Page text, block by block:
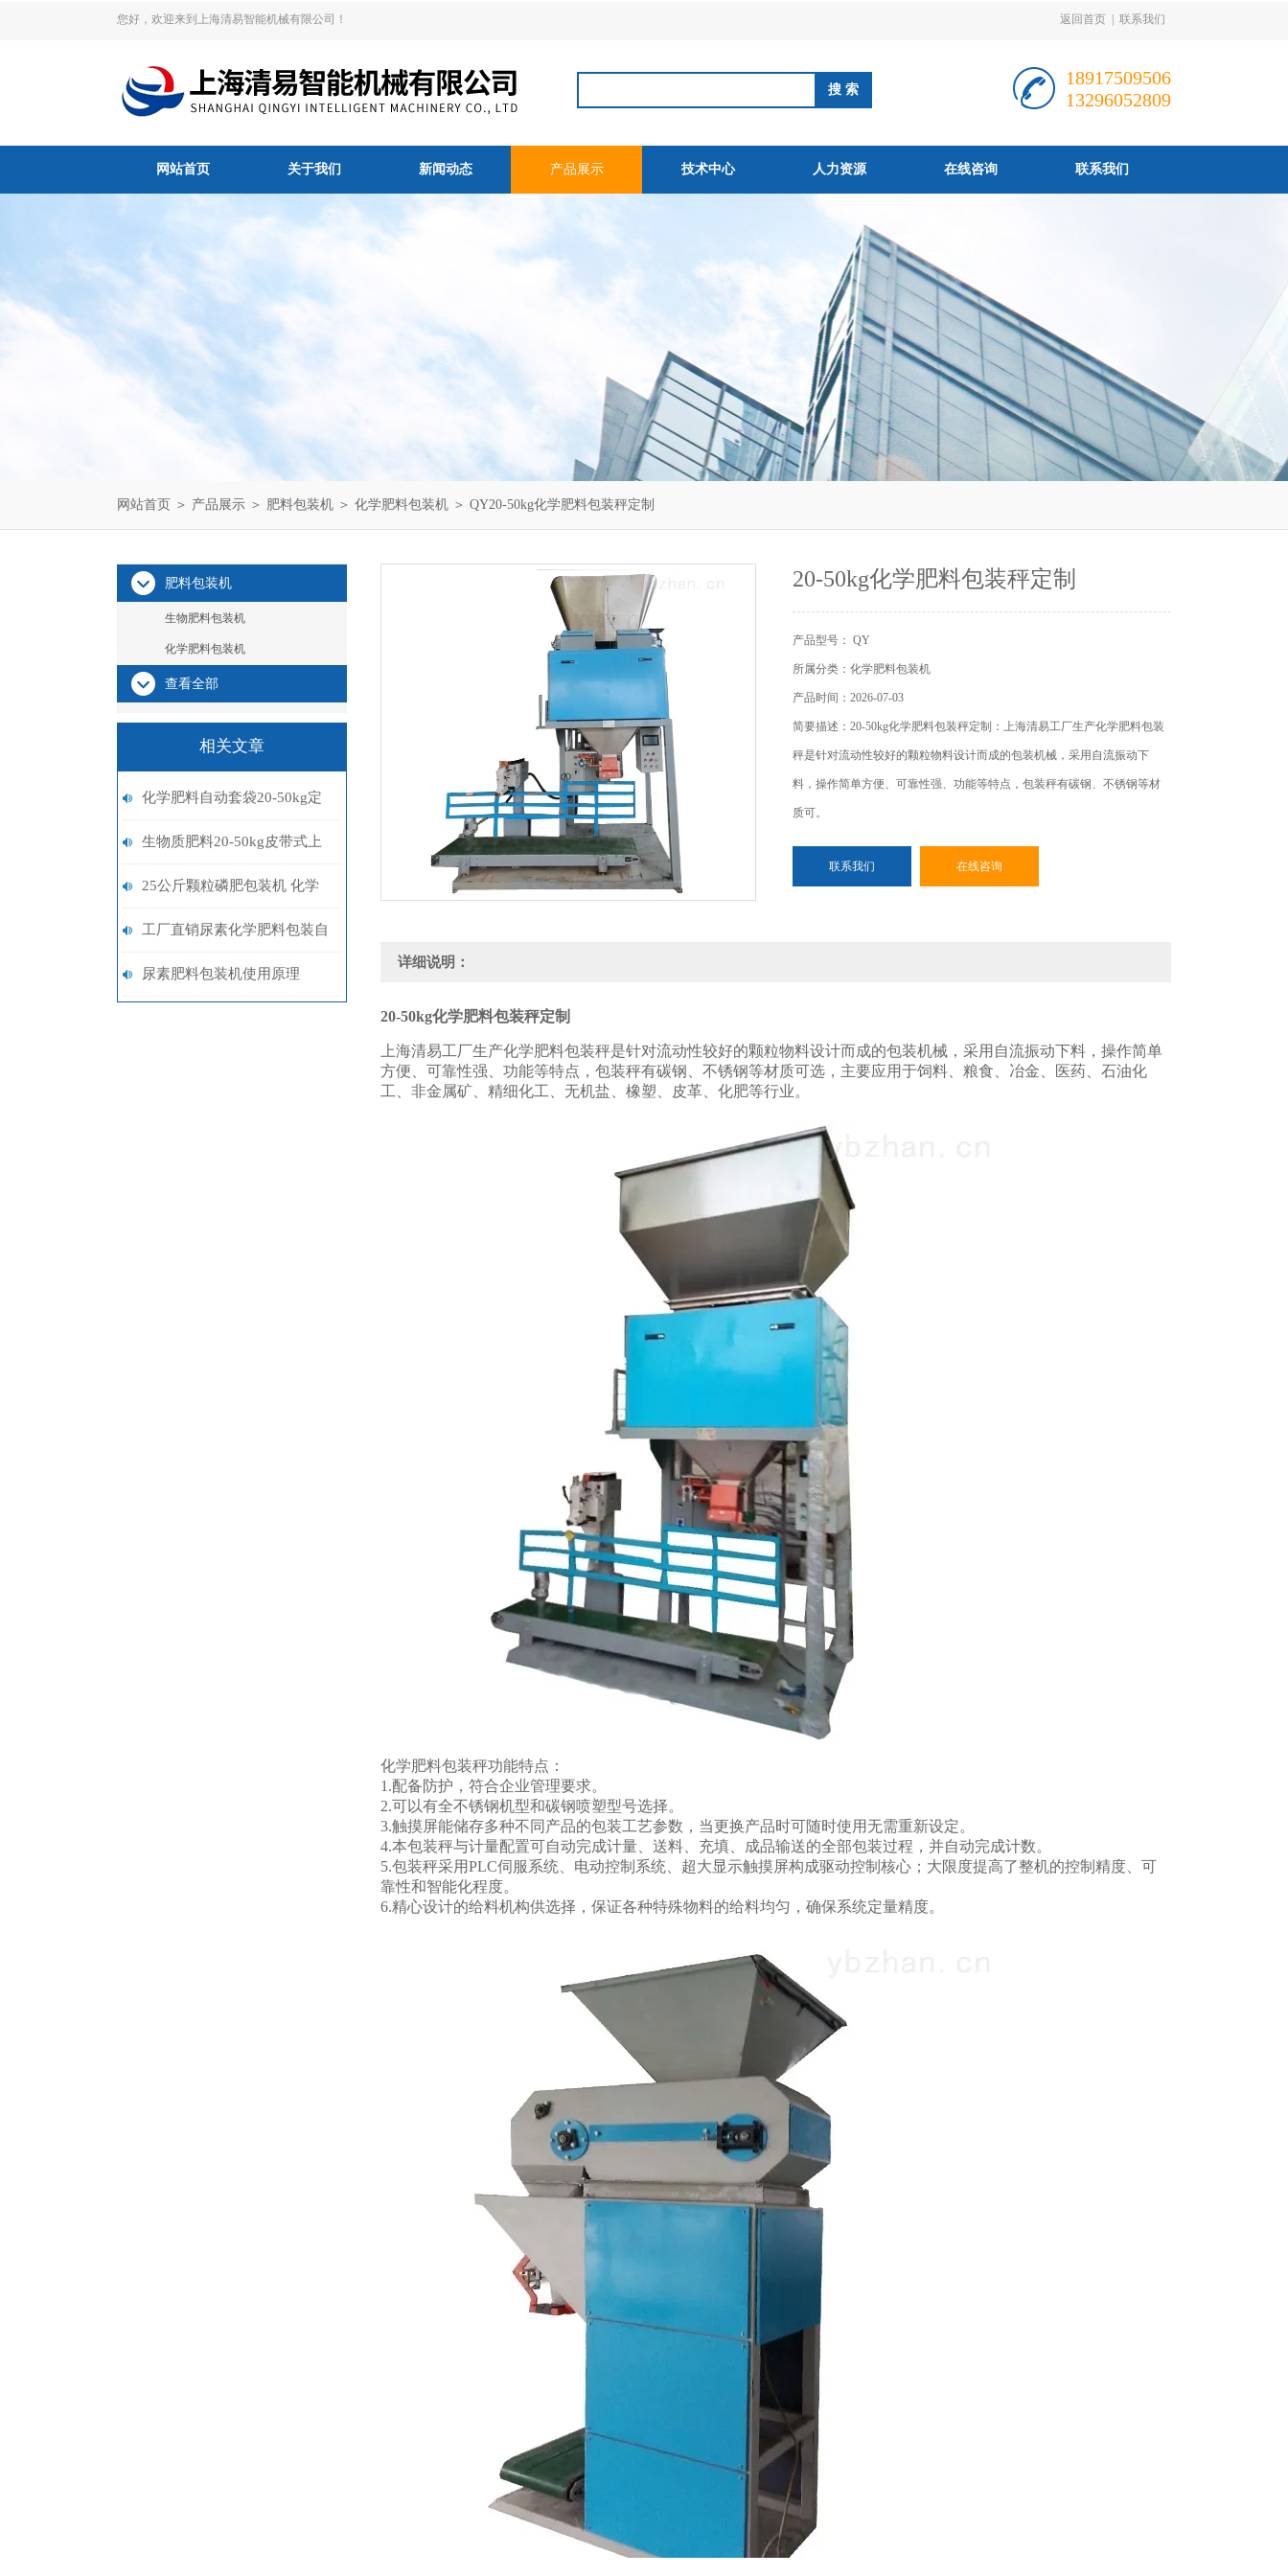
您好，欢迎来到上海清易智能机械有限公司！ 返回首页 联系我们
18917509506
13296052809
网站首页 关于我们 新闻动态 产品展示 技术中心 人力资源 在线咨询 联系我们
网站首页 ＞ 产品展示 ＞ 肥料包装机 ＞ 化学肥料包装机 ＞ QY20-50kg化学肥料包装秤定制
肥料包装机
生物肥料包装机
化学肥料包装机
查看全部
相关文章
化学肥料自动套袋20-50kg定
量包装机厂家报价
生物质肥料20-50kg皮带式上
料称重包装机定制
25公斤颗粒磷肥包装机 化学
肥料包装机厂家生产
工厂直销尿素化学肥料包装自
动称重
尿素肥料包装机使用原理
20-50kg化学肥料包装秤定制
产品型号： QY
所属分类：化学肥料包装机
产品时间：2026-07-03
简要描述：20-50kg化学肥料包装秤定制：上海清易工厂生产化学肥料包装
秤是针对流动性较好的颗粒物料设计而成的包装机械，采用自流振动下
料，操作简单方便、可靠性强、功能等特点，包装秤有碳钢、不锈钢等材
质可。
联系我们 在线咨询
详细说明：
20-50kg化学肥料包装秤定制
上海清易工厂生产化学肥料包装秤是针对流动性较好的颗粒物料设计而成的包装机械，采用自流振动下料，操作简单
方便、可靠性强、功能等特点，包装秤有碳钢、不锈钢等材质可选，主要应用于饲料、粮食、冶金、医药、石油化
工、非金属矿、精细化工、无机盐、橡塑、皮革、化肥等行业。
化学肥料包装秤功能特点：
1.配备防护，符合企业管理要求。
2.可以有全不锈钢机型和碳钢喷塑型号选择。
3.触摸屏能储存多种不同产品的包装工艺参数，当更换产品时可随时使用无需重新设定。
4.本包装秤与计量配置可自动完成计量、送料、充填、成品输送的全部包装过程，并自动完成计数。
5.包装秤采用PLC伺服系统、电动控制系统、超大显示触摸屏构成驱动控制核心；大限度提高了整机的控制精度、可
靠性和智能化程度。
6.精心设计的给料机构供选择，保证各种特殊物料的给料均匀，确保系统定量精度。